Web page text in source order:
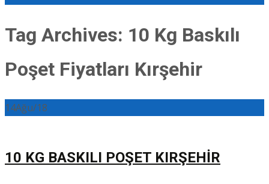
Tag Archives: 10 Kg Baskılı
Poşet Fiyatları Kırşehir
14Ağu/18
10 KG BASKILI POŞET KIRŞEHİR